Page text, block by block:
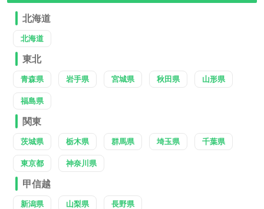
北海道
北海道
東北
青森県 岩手県 宮城県 秋田県 山形県
福島県
関東
茨城県 栃木県 群馬県 埼玉県 千葉県
東京都 神奈川県
甲信越
新潟県 山梨県 長野県